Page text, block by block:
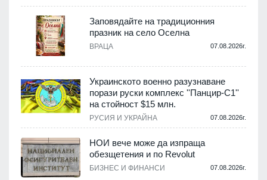
Заповядайте на традиционния
празник на село Оселна
ВРАЦА 07.08.2026г.
Украинското военно разузнаване
порази руски комплекс ''Панцир-С1''
на стойност $15 млн.
РУСИЯ И УКРАЙНА 07.08.2026г.
НОИ вече може да изпраща
обезщетения и по Revolut
БИЗНЕС И ФИНАНСИ 07.08.2026г.